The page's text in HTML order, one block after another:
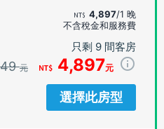
4,897/1 晚
不含稅金和服務費
只剩 9 間客房
元 4,897元
選擇此房型